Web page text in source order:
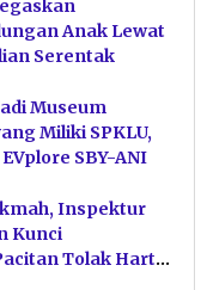
Anak Lewat
Serentak
Museum
Miliki SPKLU,
SBY-ANI
Inspektur
Kunci
Tolak Harta